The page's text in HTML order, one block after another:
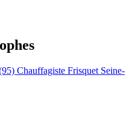
Chauffagiste Frisquet Seine-